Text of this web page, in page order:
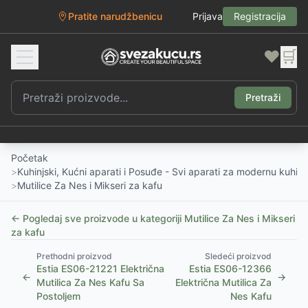
Pratite narudžbenicu Prijava Registracija
❤️ 🛒
Pretraži
Početak
>Kuhinjski, Kućni aparati i Posuđe - Svi aparati za modernu
>Mutilice Za Nes i Mikseri za kafu
← Pogledaj sve proizvode u kategoriji Mutilice Za Nes i Mikseri
za kafu
←
Prethodni proizvod
Estia ES06-21221 Električna
Mutilica Za Nes Kafu Sa
Postoljem
Sledeći proizvod
Estia ES06-12366
Električna Mutilica Za
Nes Kafu
→